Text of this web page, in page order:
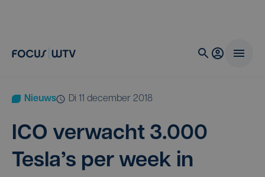
Nieuws di 11 december 2018
ICO ver­wacht 3.000
Tesla’s per week in